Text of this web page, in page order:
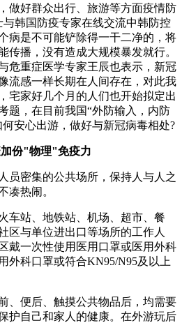
做好群众出行、旅游等方面疫情防
韩国防疫专家在线交流中韩防控
病是不可能铲除得一干二净的，将
传播，没有造成大规模暴发就行。
危重症医学专家王辰也表示，新冠
流感一样长期在人间存在，对此我
宅家好几个月的人们也开始拟定出
题，在目前我国“外防输入，内防
安心出游，做好与新冠病毒相处?
份"物理"免疫力
员密集的公共场所，保持人与人之
凑热闹。
车站、地铁站、机场、超市、餐
区与单位进出口等场所的工作人
戴一次性使用医用口罩或医用外科
外科口罩或符合KN95/N95及以上
、便后、触摸公共物品后，均需要
护自己和家人的健康。在外游玩后